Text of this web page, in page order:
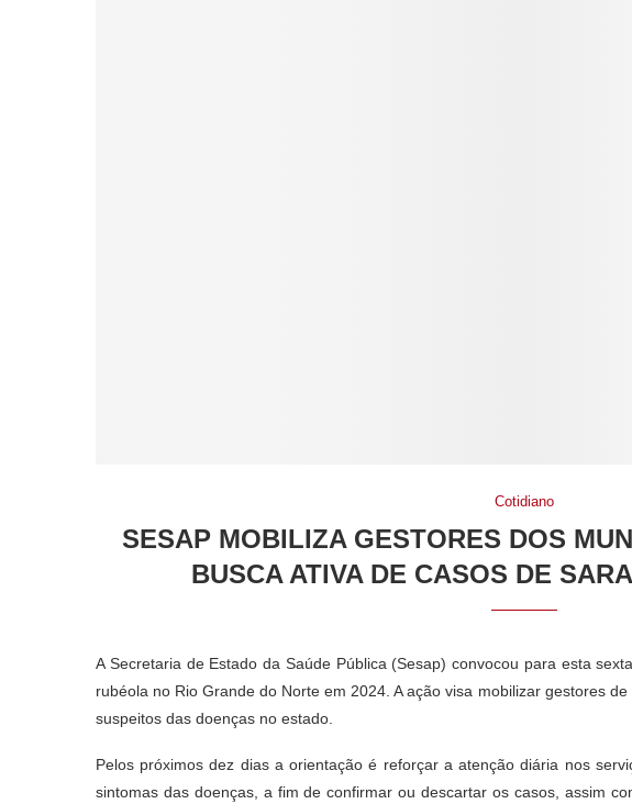
Cotidiano
SESAP MOBILIZA GESTORES DOS
BUSCA ATIVA DE CASOS DE
A Secretaria de Estado da Saúde Pública (Sesap) convocou para esta
rubéola no Rio Grande do Norte em 2024. A ação visa mobilizar gestores
suspeitos das doenças no estado.
Pelos próximos dez dias a orientação é reforçar a atenção diária nos
sintomas das doenças, a fim de confirmar ou descartar os casos, assim